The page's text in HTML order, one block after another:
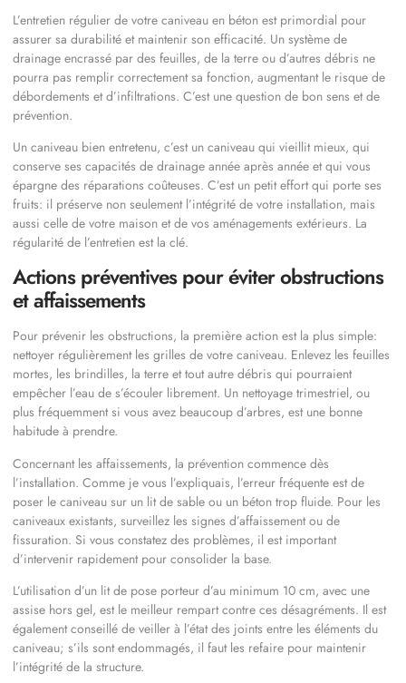
L’entretien régulier de votre caniveau en béton est primordial pour
assurer sa durabilité et maintenir son efficacité. Un système de
drainage encrassé par des feuilles, de la terre ou d’autres débris ne
pourra pas remplir correctement sa fonction, augmentant le risque de
débordements et d’infiltrations. C’est une question de bon sens et de
prévention.
Un caniveau bien entretenu, c’est un caniveau qui vieillit mieux, qui
conserve ses capacités de drainage année après année et qui vous
épargne des réparations coûteuses. C’est un petit effort qui porte ses
fruits: il préserve non seulement l’intégrité de votre installation, mais
aussi celle de votre maison et de vos aménagements extérieurs. La
régularité de l’entretien est la clé.
Actions préventives pour éviter obstructions
et affaissements
Pour prévenir les obstructions, la première action est la plus simple:
nettoyer régulièrement les grilles de votre caniveau. Enlevez les feuilles
mortes, les brindilles, la terre et tout autre débris qui pourraient
empêcher l’eau de s’écouler librement. Un nettoyage trimestriel, ou
plus fréquemment si vous avez beaucoup d’arbres, est une bonne
habitude à prendre.
Concernant les affaissements, la prévention commence dès
l’installation. Comme je vous l’expliquais, l’erreur fréquente est de
poser le caniveau sur un lit de sable ou un béton trop fluide. Pour les
caniveaux existants, surveillez les signes d’affaissement ou de
fissuration. Si vous constatez des problèmes, il est important
d’intervenir rapidement pour consolider la base.
L’utilisation d’un lit de pose porteur d’au minimum 10 cm, avec une
assise hors gel, est le meilleur rempart contre ces désagréments. Il est
également conseillé de veiller à l’état des joints entre les éléments du
caniveau; s’ils sont endommagés, il faut les refaire pour maintenir
l’intégrité de la structure.